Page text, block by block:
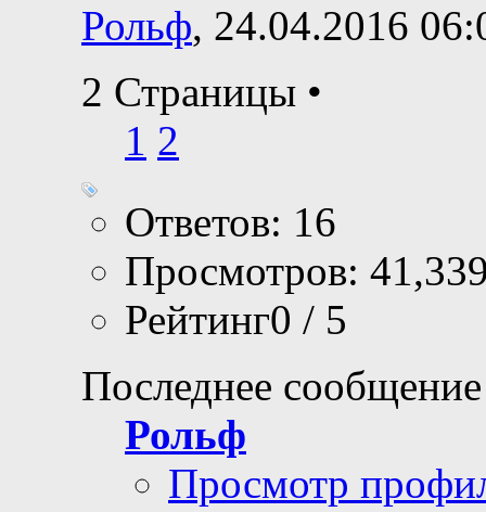
Рольф, 24.04.2016
2 Страницы •
1 2
Ответов: 16
Просмотров:
Рейтинг0 / 5
Последнее
Рольф
Просмотр